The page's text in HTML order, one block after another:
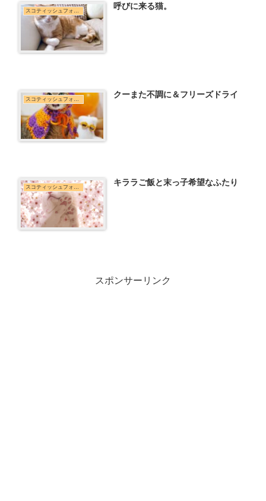
スコティッシュフォールド 呼びに来る猫。
クーまた不調に＆フリーズドライ
スコティッシュフォールド キララご飯と末っ子希望なふたり
スポンサーリンク